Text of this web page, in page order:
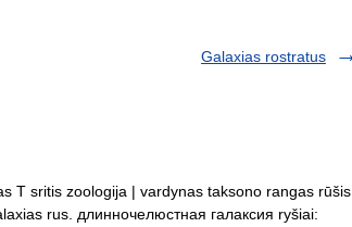
Galaxias rostratus
T sritis zoologija | vardynas taksono rangas rūšis
rus. длинночелюстная галаксия ryšiai: